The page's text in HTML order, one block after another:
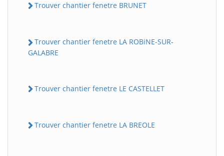
Trouver chantier fenetre BRUNET
Trouver chantier fenetre LA ROBiNE-SUR-
GALABRE
Trouver chantier fenetre LE CASTELLET
Trouver chantier fenetre LA BREOLE